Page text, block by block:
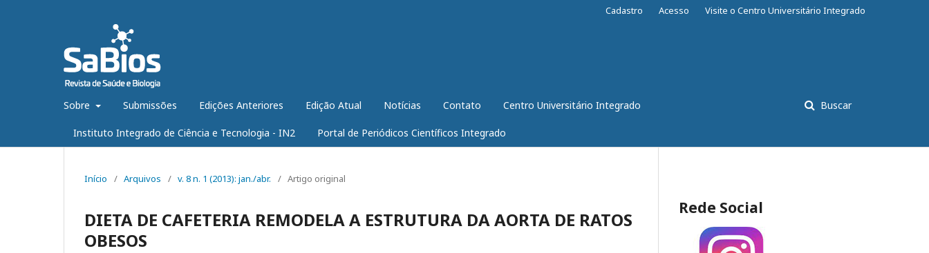
Sobre Submissões Edições Anteriores Edição Atual Notícias Contato Centro Universitário Integrado
Instituto Integrado de Ciência e Tecnologia - IN2 Portal de Periódicos Científicos Integrado
Buscar
Cadastro Acesso Visite o Centro Universitário Integrado
Início / Arquivos / v. 8 n. 1 (2013): jan./abr. / Artigo original
DIETA DE CAFETERIA REMODELA A ESTRUTURA DA AORTA DE RATOS
OBESOS
Rede Social